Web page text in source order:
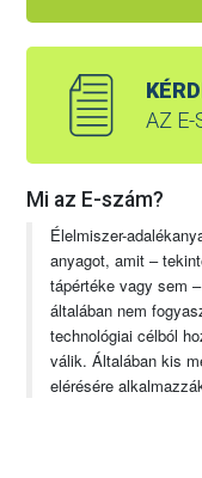
AZ E-
Mi az E-szám?
Élelmiszer-
anyagot, amit –
tápértéke vagy sem
általában nem
technológiai célból
válik. Általában kis
elérésére